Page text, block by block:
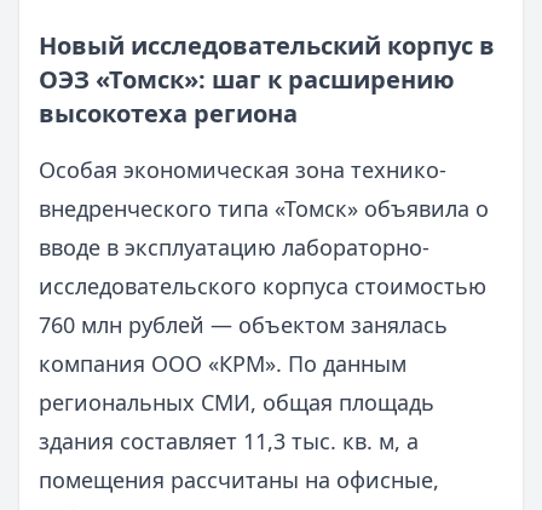
Новый исследовательский корпус в
ОЭЗ «Томск»: шаг к расширению
высокотеха региона
Особая экономическая зона технико-
внедренческого типа «Томск» объявила о
вводе в эксплуатацию лабораторно-
исследовательского корпуса стоимостью
760 млн рублей — объектом занялась
компания ООО «КРМ». По данным
региональных СМИ, общая площадь
здания составляет 11,3 тыс. кв. м, а
помещения рассчитаны на офисные,